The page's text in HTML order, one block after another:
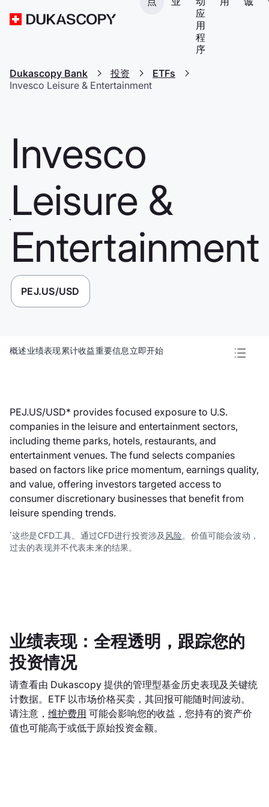
应
用
程
序
Dukascopy Bank 投资
ETFs
Invesco Leisure & Entertainment
Invesco
Leisure &
Entertainment
PEJ.US/USD
概述业绩表现累计收益重要信息 立即开始
PEJ.US/USD* provides focused exposure to U.S.
companies in the leisure and entertainment sectors,
including theme parks, hotels, restaurants, and
entertainment venues. The fund selects companies
based on factors like price momentum, earnings quality,
and value, offering investors targeted access to
consumer discretionary businesses that benefit from
leisure spending trends.
*这些是CFD工具。通过CFD进行投资涉及 风险。价值可能会波动，
过去的表现并不代表未来的结果。
业绩表现：全程透明，跟踪您的
投资情况
请查看由 Dukascopy 提供的管理型基金历史表现及关键统
计数据。ETF 以市场价格买卖，其回报可能随时间波动。
请注意， 维护费用 可能会影响您的收益，您持有的资产价
值也可能高于或低于原始投资金额。